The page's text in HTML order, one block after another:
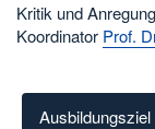
Kritik und
Koordinator Prof.
Ausbildungsziel